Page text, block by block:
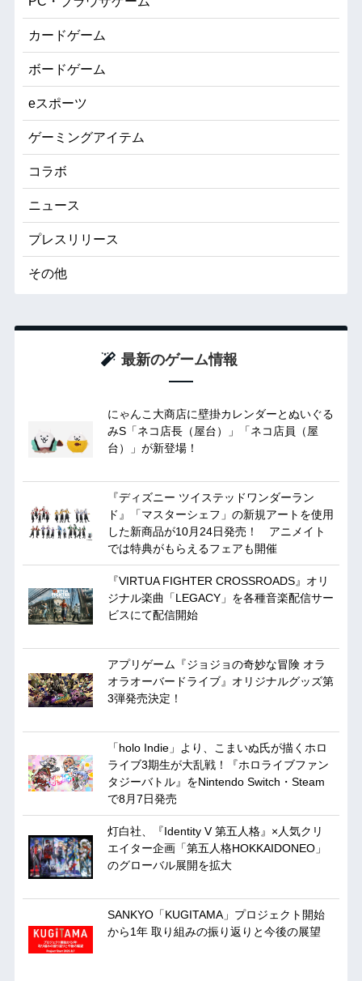
カードゲーム
ボードゲーム
eスポーツ
ゲーミングアイテム
コラボ
ニュース
プレスリリース
その他
最新のゲーム情報
にゃんこ大商店に壁掛カレンダーとぬいぐる
みS「ネコ店長（屋台）」「ネコ店員（屋
台）」が新登場！
『ディズニー ツイステッドワンダーラン
ド』「マスターシェフ」の新規アートを使用
した新商品が10月24日発売！ アニメイト
では特典がもらえるフェアも開催
『VIRTUA FIGHTER CROSSROADS』オリ
ジナル楽曲「LEGACY」を各種音楽配信サー
ビスにて配信開始
アプリゲーム『ジョジョの奇妙な冒険 オラ
オラオーバードライブ』オリジナルグッズ第
3弾発売決定！
「holo Indie」より、こまいぬ氏が描くホロ
ライブ3期生が大乱戦！『ホロライブファン
タジーバトル』をNintendo Switch・Steam
で8月7日発売
灯白社、『Identity V 第五人格』×人気クリ
エイター企画「第五人格HOKKAIDONEO」
のグローバル展開を拡大
SANKYO「KUGITAMA」プロジェクト開始
から1年 取り組みの振り返りと今後の展望